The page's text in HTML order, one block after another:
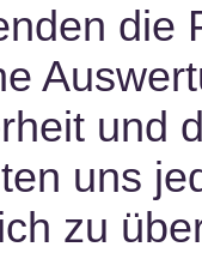
die
und
uns
zu